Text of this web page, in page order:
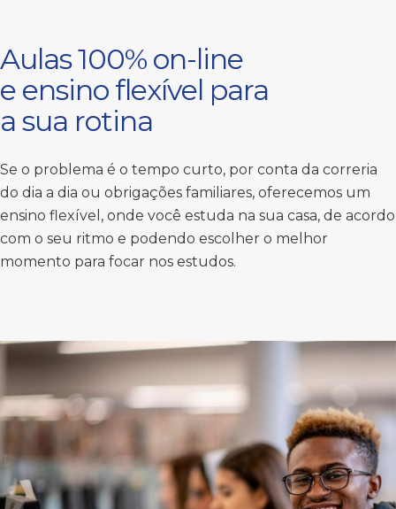
Aulas 100% on-line
e ensino flexível para
a sua rotina
Se o problema é o tempo curto, por conta da correria
do dia a dia ou obrigações familiares, oferecemos um
ensino flexível, onde você estuda na sua casa, de acordo
com o seu ritmo e podendo escolher o melhor
momento para focar nos estudos.